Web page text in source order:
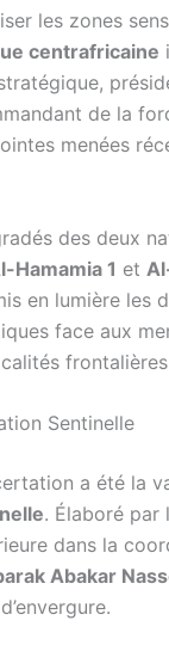
les zones
centrafricaine
de la
menées
des deux
Hamamia 1 et
en lumière les
face aux
Sentinelle
a été la
. Élaboré par
dans la
Abakar